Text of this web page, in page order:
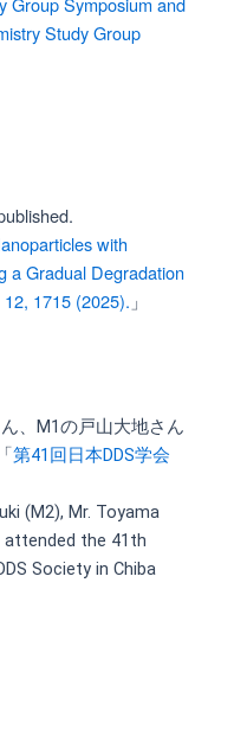
Study Group
with
a Gradual Degradation
1715 (2025). 」
、M1の戸山大地さん
第41回日本DDS学会
(M2), Mr. Toyama
attended the 41th
Society in Chiba